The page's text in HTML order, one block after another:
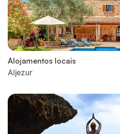
Alojamentos locais
Aljezur